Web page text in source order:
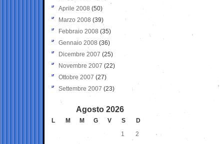
Aprile 2008 (50)
Marzo 2008 (39)
Febbraio 2008 (35)
Gennaio 2008 (36)
Dicembre 2007 (25)
Novembre 2007 (22)
Ottobre 2007 (27)
Settembre 2007 (23)
Agosto 2026
L M M G V S
D
1
2